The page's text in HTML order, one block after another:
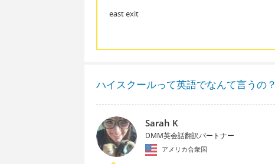
east exit
ハイスクールって英語でなんて言うの？
Sarah K
DMM英会話翻訳パートナー
アメリカ合衆国